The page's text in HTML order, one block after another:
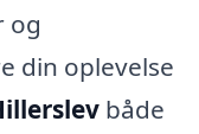
og
din oplevelse
både